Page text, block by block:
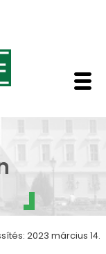
2023 március 14.